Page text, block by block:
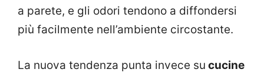
a parete, e gli odori tendono a diffondersi
più facilmente nell’ambiente circostante.
La nuova tendenza punta invece su cucine